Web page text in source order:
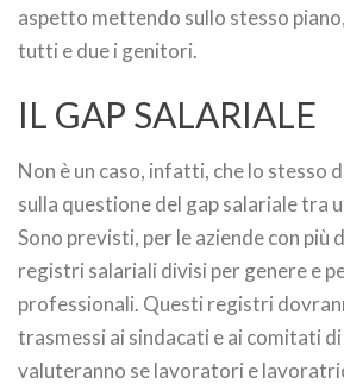
aspetto mettendo sullo stesso
tutti e due i genitori.
IL GAP SALARIALE
Non è un caso, infatti, che lo stesso
sulla questione del gap salariale tra
Sono previsti, per le aziende con più
registri salariali divisi per genere e
professionali. Questi registri
trasmessi ai sindacati e ai comitati
valuteranno se lavoratori e